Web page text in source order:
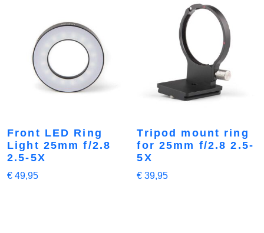
Front LED Ring
Light 25mm f/2.8
2.5-5X
€ 49,95
Tripod mount ring
for 25mm f/2.8 2.5-
5X
€ 39,95